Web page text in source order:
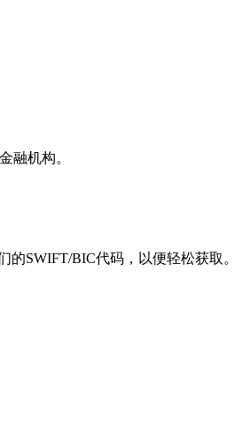
融机构。
SWIFT/BIC代码，以便轻松获取。